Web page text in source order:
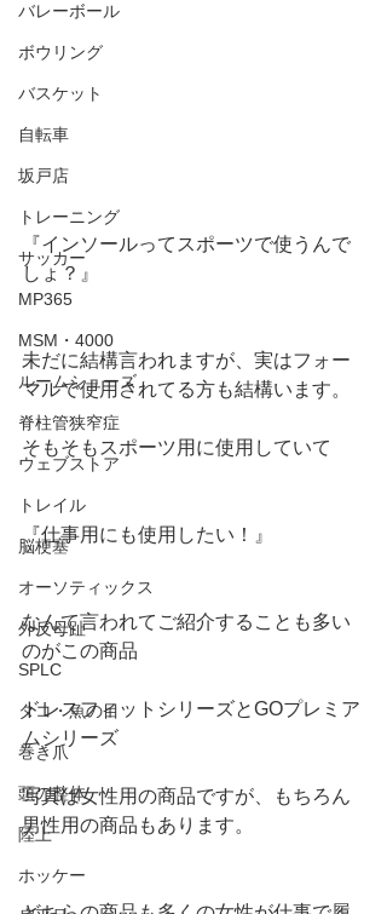
バレーボール
ボウリング
バスケット
自転車
坂戸店
トレーニング
サッカー
MP365
MSM・4000
ルームシューズ
脊柱管狭窄症
ウェブストア
トレイル
脳梗塞
オーソティックス
外反母趾
SPLC
タコ・魚の目
巻き爪
頭の整体
陸上
ホッケー
『インソールってスポーツで使うんで
しょ？』
未だに結構言われますが、実はフォー
マルで使用されてる方も結構います。
そもそもスポーツ用に使用していて
『仕事用にも使用したい！』
なんて言われてご紹介することも多い
のがこの商品
ドレスフィットシリーズとGOプレミア
ムシリーズ
写真は女性用の商品ですが、もちろん
男性用の商品もあります。